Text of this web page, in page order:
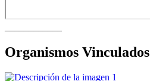
Organismos Vinculados